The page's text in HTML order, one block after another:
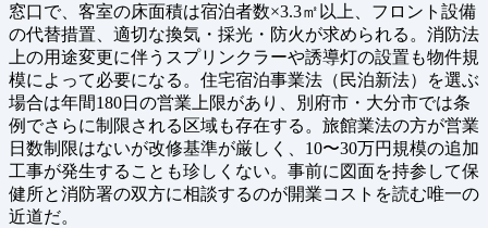
窓口で、客室の床面積は宿泊者数×3.3㎡以上、フロント設備
の代替措置、適切な換気・採光・防火が求められる。消防法
上の用途変更に伴うスプリンクラーや誘導灯の設置も物件規
模によって必要になる。住宅宿泊事業法（民泊新法）を選ぶ
場合は年間180日の営業上限があり、別府市・大分市では条
例でさらに制限される区域も存在する。旅館業法の方が営業
日数制限はないが改修基準が厳しく、10〜30万円規模の追加
工事が発生することも珍しくない。事前に図面を持参して保
健所と消防署の双方に相談するのが開業コストを読む唯一の
近道だ。